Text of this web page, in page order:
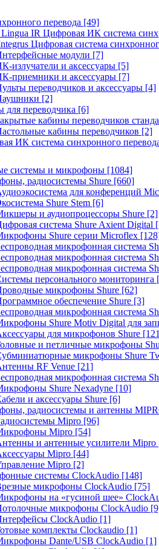
перевода [49]
IR Цифровая ИК система
Цифровая система
модули [7]
излучатели и аксессуары [5]
приемники и аксессуары [7]
переводчиков и аксессуары [4]
[2]
для переводчика [6]
кабины переводчиков
кабины переводчиков [2]
ИК система синхронного
системы и микрофоны [1084]
радиосистемы Shure [660]
для конференций
Shure Stem [6]
и аудиопроцессоры Shure [2]
система Shure Axient Digital
Shure серии Microflex
микрофонная система
микрофонная система
микрофонная система
персонального мониторинга
микрофоны Shure [62]
обеспечение Shure [3]
микрофонная система
Shure Motiv Digital для
для микрофонов Shure
и петличные микрофоны
микрофоны Shure
RF Venue [21]
микрофонная система
Shure Nexadyne [10]
и аксессуары Shure [6]
радиосистемы и антенны
Mipro [96]
Mipro [54]
и антенные усилители Mipro
Mipro [44]
Mipro [2]
системы ClockAudio [148]
микрофоны ClockAudio [75]
на «гусиной шее»
микрофоны ClockAudio
ClockAudio [1]
комплекты Clockaudio [1]
Dante/USB ClockAudio [1]